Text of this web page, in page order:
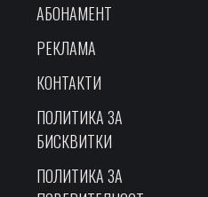
АБОНАМЕНТ
РЕКЛАМА
КОНТАКТИ
ПОЛИТИКА ЗА
БИСКВИТКИ
ПОЛИТИКА ЗА